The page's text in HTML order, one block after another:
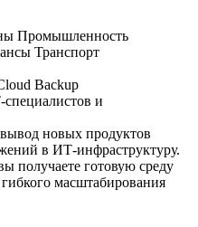
Промышленность
Транспорт
Backup
и
вывод новых продуктов
в ИТ-инфраструктуру.
получаете готовую среду
масштабирования